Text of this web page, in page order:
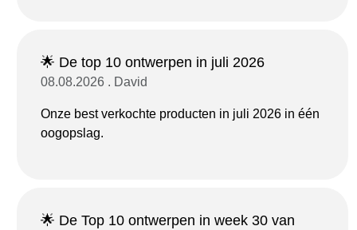
🌟 De top 10 ontwerpen in juli 2026
08.08.2026 . David
Onze best verkochte producten in juli 2026 in één
oogopslag.
🌟 De Top 10 ontwerpen in week 30 van